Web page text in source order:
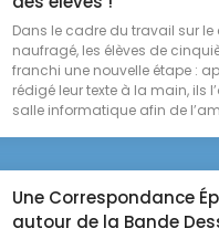
Dans le cadre du travail sur le
naufragé, les élèves de
franchi une nouvelle étape :
rédigé leur texte à la main, ils
salle informatique afin de
Une Correspondance
autour de la Bande